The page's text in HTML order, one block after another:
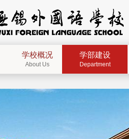
学校概况
About Us
学部建设
Department